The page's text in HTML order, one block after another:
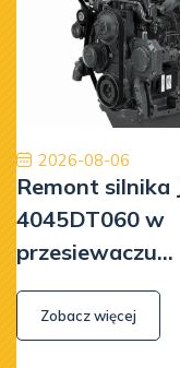
międzynarodowa
najwyższym
ponownie
2026-08-06
Remont silnika
4045DT060 w
przesiewaczu
Powerscreen
Zobacz więcej